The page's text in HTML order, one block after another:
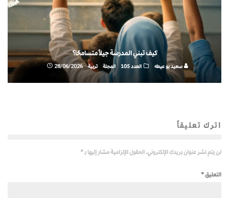
كيف تبني المدرسة جيلاً متسامحًا؟
سعيد بو عيطه العدد 105 المجلة تربية 28/06/2026
اترك تعليقاً
لن يتم نشر عنوان بريدك الإلكتروني. الحقول الإلزامية مشار إليها بـ*
التعليق*